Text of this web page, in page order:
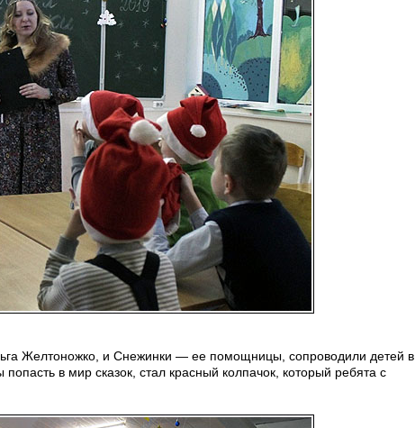
Желтоножко, и Снежинки — ее помощницы, сопроводили детей в
в мир сказок, стал красный колпачок, который ребята с